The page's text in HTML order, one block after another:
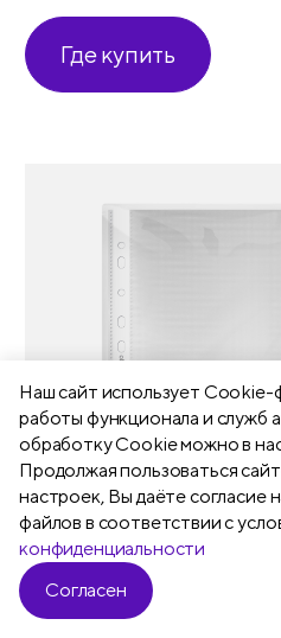
Наш сайт использует Сookie-
работы функционала и служб
обработку Cookie можно в
Продолжая пользоваться
настроек, Вы даёте согласие
файлов в соответствии с
конфиденциальности
Согласен
Где купить